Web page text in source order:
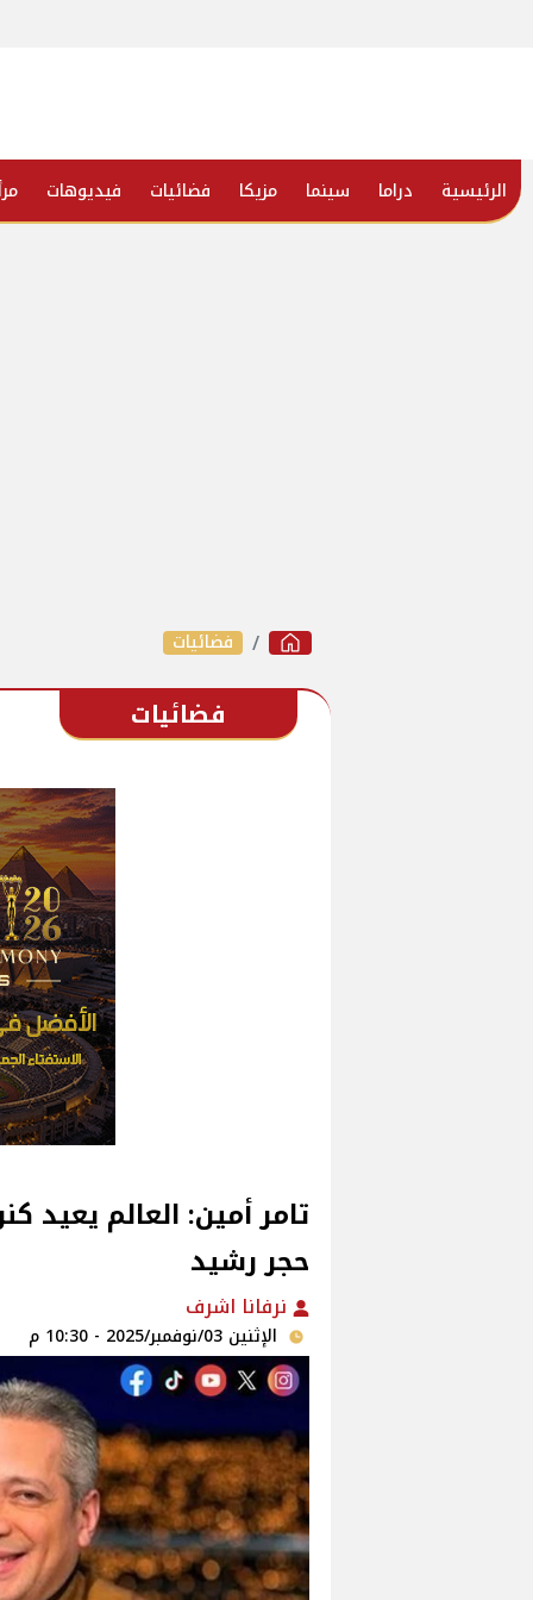
الرئيسية دراما سينما مزيكا فضائيات فيديوهات
فضائيات
فضائيات
تامر أمين: العالم يعيد
حجر رشيد
نرفانا اشرف
الإثنين 03/نوفمبر/2025 - 10:30 م